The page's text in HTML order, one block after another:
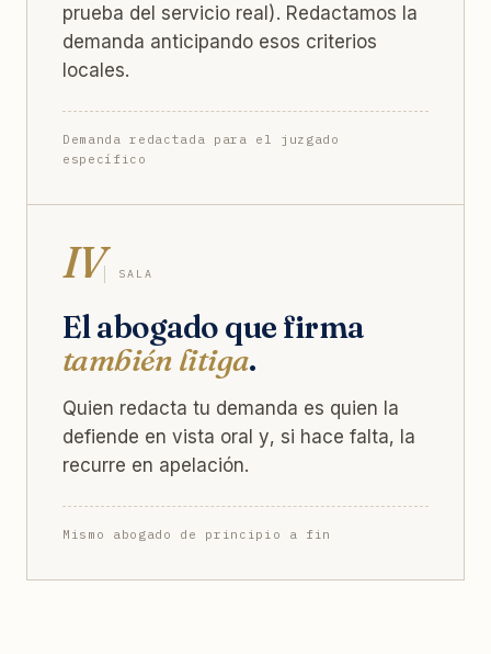
prueba del servicio real). Redactamos la
demanda anticipando esos criterios
locales.
Demanda redactada para el juzgado
específico
IV SALA
El abogado que firma
también litiga.
Quien redacta tu demanda es quien la
defiende en vista oral y, si hace falta, la
recurre en apelación.
Mismo abogado de principio a fin